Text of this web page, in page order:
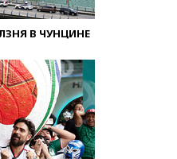
В ЧУНЦИНЕ